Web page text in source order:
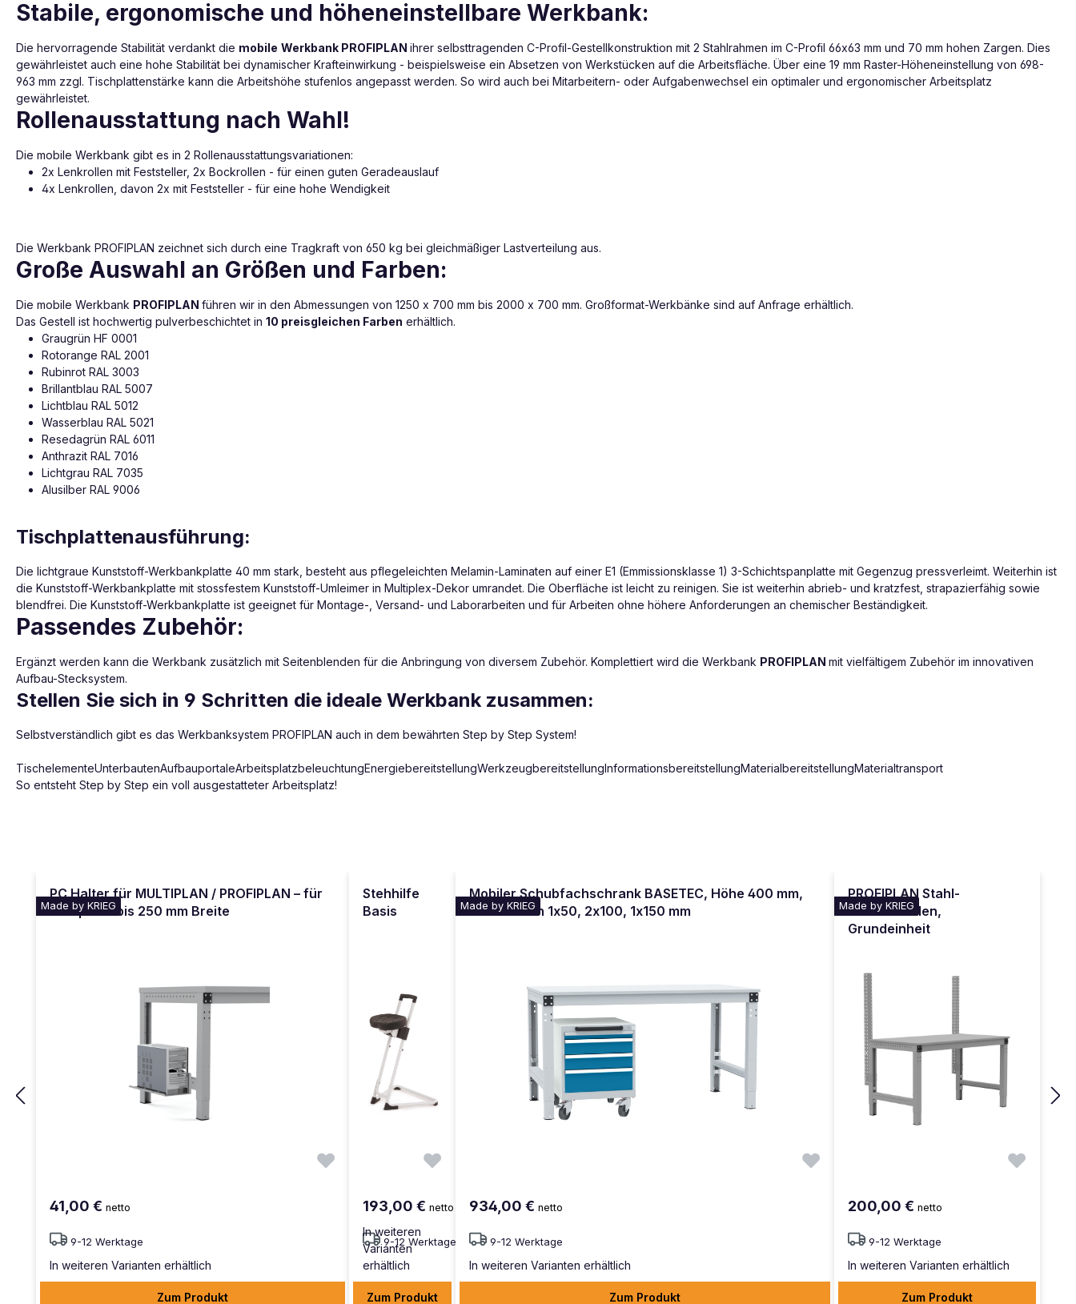
Stabile, ergonomische und höheneinstellbare Werkbank:
Die hervorragende Stabilität verdankt die mobile Werkbank PROFIPLAN ihrer selbsttragenden C-Profil-Gestellkonstruktion mit 2 Stahlrahmen im C-Profil 66x63 mm und 70 mm hohen Zargen. Dies
gewährleistet auch eine hohe Stabilität bei dynamischer Krafteinwirkung - beispielsweise ein Absetzen von Werkstücken auf die Arbeitsfläche. Über eine 19 mm Raster-Höheneinstellung von 698-
963 mm zzgl. Tischplattenstärke kann die Arbeitshöhe stufenlos angepasst werden. So wird auch bei Mitarbeitern- oder Aufgabenwechsel ein optimaler und ergonomischer Arbeitsplatz
gewährleistet.
Rollenausstattung nach Wahl!
Die mobile Werkbank gibt es in 2 Rollenausstattungsvariationen:
2x Lenkrollen mit Feststeller, 2x Bockrollen - für einen guten Geradeauslauf
4x Lenkrollen, davon 2x mit Feststeller - für eine hohe Wendigkeit
Die Werkbank PROFIPLAN zeichnet sich durch eine Tragkraft von 650 kg bei gleichmäßiger Lastverteilung aus.
Große Auswahl an Größen und Farben:
Die mobile Werkbank PROFIPLAN führen wir in den Abmessungen von 1250 x 700 mm bis 2000 x 700 mm. Großformat-Werkbänke sind auf Anfrage erhältlich.
Das Gestell ist hochwertig pulverbeschichtet in 10 preisgleichen Farben erhältlich.
Graugrün HF 0001
Rotorange RAL 2001
Rubinrot RAL 3003
Brillantblau RAL 5007
Lichtblau RAL 5012
Wasserblau RAL 5021
Resedagrün RAL 6011
Anthrazit RAL 7016
Lichtgrau RAL 7035
Alusilber RAL 9006
Tischplattenausführung:
Die lichtgraue Kunststoff-Werkbankplatte 40 mm stark, besteht aus pflegeleichten Melamin-Laminaten auf einer E1 (Emmissionsklasse 1) 3-Schichtspanplatte mit Gegenzug pressverleimt. Weiterhin ist
die Kunststoff-Werkbankplatte mit stossfestem Kunststoff-Umleimer in Multiplex-Dekor umrandet. Die Oberfläche ist leicht zu reinigen. Sie ist weiterhin abrieb- und kratzfest, strapazierfähig sowie
blendfrei. Die Kunststoff-Werkbankplatte ist geeignet für Montage-, Versand- und Laborarbeiten und für Arbeiten ohne höhere Anforderungen an chemischer Beständigkeit.
Passendes Zubehör:
Ergänzt werden kann die Werkbank zusätzlich mit Seitenblenden für die Anbringung von diversem Zubehör. Komplettiert wird die Werkbank PROFIPLAN mit vielfältigem Zubehör im innovativen
Aufbau-Stecksystem.
Stellen Sie sich in 9 Schritten die ideale Werkbank zusammen:
Selbstverständlich gibt es das Werkbanksystem PROFIPLAN auch in dem bewährten Step by Step System!
TischelementeUnterbautenAufbauportaleArbeitsplatzbeleuchtungEnergiebereitstellungWerkzeugbereitstellungInformationsbereitstellungMaterialbereitstellungMaterialtransport
So entsteht Step by Step ein voll ausgestatteter Arbeitsplatz!
Made by KRIEG
PC Halter für MULTIPLAN / PROFIPLAN – für
Computer bis 250 mm Breite
41,00 € netto
9-12 Werktage
In weiteren Varianten erhältlich
Zum Produkt
Stehhilfe
Basis
193,00 € netto
9-12 Werktage
In weiteren
Varianten
erhältlich
Zum Produkt
Made by KRIEG
Mobiler Schubfachschrank BASETEC, Höhe 400 mm,
Schubladen 1x50, 2x100, 1x150 mm
934,00 € netto
9-12 Werktage
In weiteren Varianten erhältlich
Zum Produkt
Made by KRIEG
PROFIPLAN Stahl-
Aufbausäulen,
Grundeinheit
200,00 €netto
9-12 Werktage
In weiteren Varianten erhältlich
Zum Produkt